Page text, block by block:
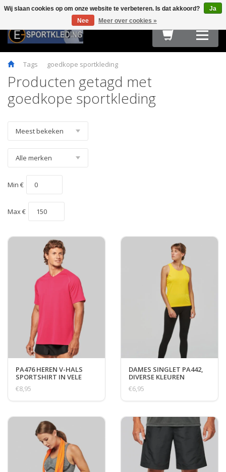
Terug
HARDLOOPKLEDING
Terug
TEAMWEAR
Terug
FIETSKLEDING
Terug
FITNESS
Terug
OUTDOOR
Terug
ACCESSOIRES
Terug
E-SPORT & GAMING
Terug
OBSTACLE RUN & BOOTCAMP
Terug
MAATTABELLEN
Tags goedkope sportkleding
Producten getagd met
goedkope sportkleding
Min €
Max €
PA476 HEREN V-HALS
SPORTSHIRT IN VELE
KLEUREN
€8,95
DAMES SINGLET PA442,
DIVERSE KLEUREN
€6,95
Wij slaan cookies op om onze website te verbeteren. Is dat akkoord?
Ja
Nee
Meer over cookies »